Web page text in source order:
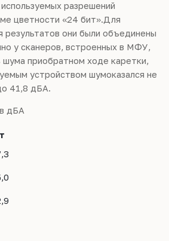
разрешений
цветности «24 бит».Для
результатов они были объединены
у сканеров, встроенных в МФУ,
шума приобратном ходе каретки,
устройством шумоказался не
41,8 дБА.
дБА